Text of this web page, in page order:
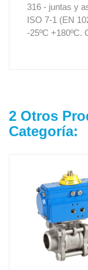
316 - juntas y
ISO 7-1 (EN
-25ºC +180ºC.
2 Otros
Categoría: